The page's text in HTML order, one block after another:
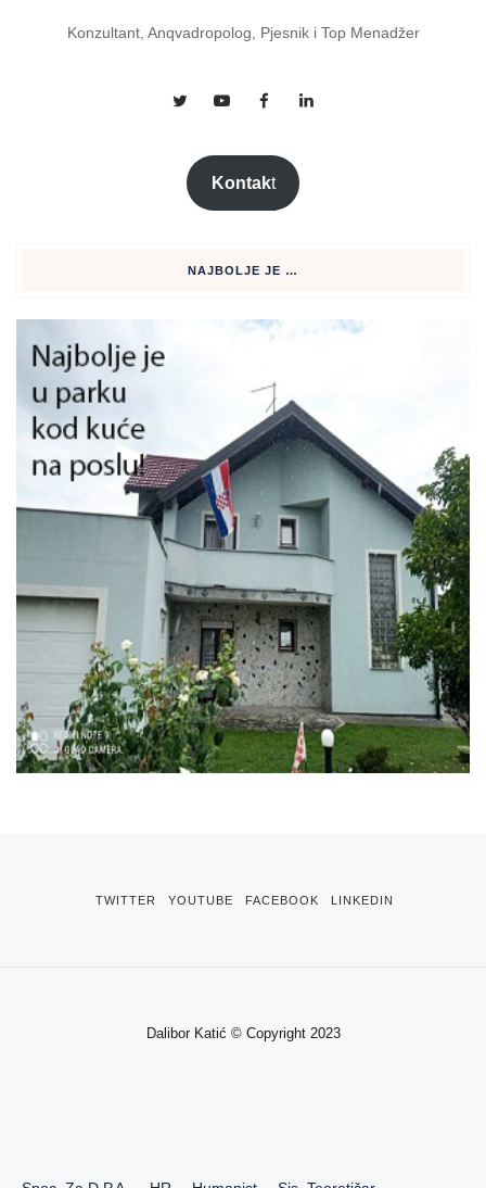
Konzultant, Anqvadropolog, Pjesnik i Top Menadžer
Kontakt
NAJBOLJE JE …
TWITTER YOUTUBE FACEBOOK LINKEDIN
Dalibor Katić © Copyright 2023